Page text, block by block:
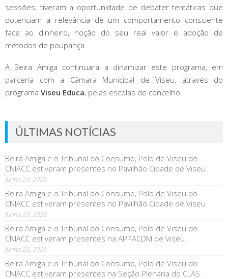
sessões, tiveram a oportunidade de debater temáticas que
potenciam a relevância de um comportamento consciente
face ao dinheiro, noção do seu real valor e adoção de
métodos de poupança.
A Beira Amiga continuará a dinamizar este programa, em
parceria com a Câmara Municipal de Viseu, através do
programa Viseu Educa, pelas escolas do concelho.
ÚLTIMAS NOTÍCIAS
Beira Amiga e o Tribunal do Consumo, Polo de Viseu do
CNIACC estiveram presentes no Pavilhão Cidade de Viseu.
Junho 23, 2026
Beira Amiga e o Tribunal do Consumo, Polo de Viseu do
CNIACC estiveram presentes no Pavilhão Cidade de Viseu
Junho 23, 2026
Beira Amiga e o Tribunal do Consumo, Polo de Viseu do
CNIACC estiveram presentes na APPACDM de Viseu.
Junho 23, 2026
Beira Amiga e o Tribunal do Consumo, Polo de Viseu do
CNIACC estiveram presentes na Seção Plenária do CLAS.